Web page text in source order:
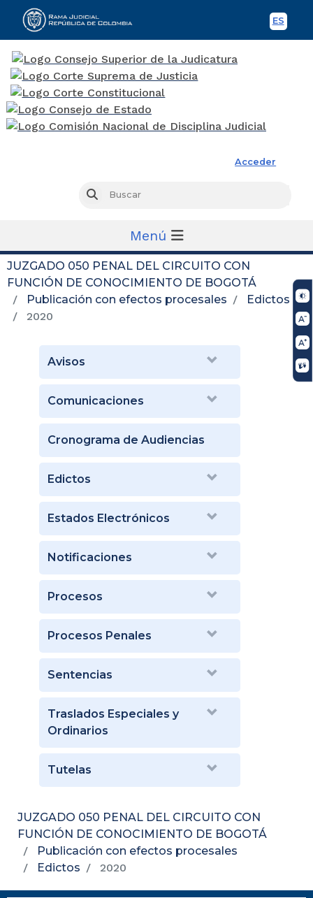
ES
Acceder
Buscar
Menú
JUZGADO 050 PENAL DEL CIRCUITO CON
FUNCIÓN DE CONOCIMIENTO DE BOGOTÁ
Publicación con efectos procesales
Edictos
2020
Avisos
Comunicaciones
Cronograma de Audiencias
Edictos
Estados Electrónicos
Notificaciones
Procesos
Procesos Penales
Sentencias
Traslados Especiales y
Ordinarios
Tutelas
JUZGADO 050 PENAL DEL CIRCUITO CON
FUNCIÓN DE CONOCIMIENTO DE BOGOTÁ
Publicación con efectos procesales
Edictos
2020